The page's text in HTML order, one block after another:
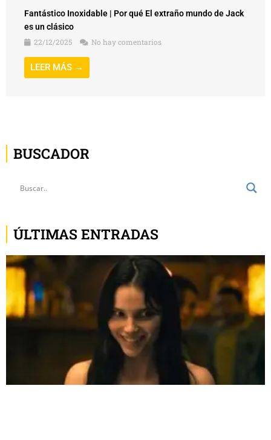
Fantástico Inoxidable | Por qué El extraño mundo de Jack
es un clásico
22/12/2025
No hay comentarios
LEER MÁS →
BUSCADOR
ÚLTIMAS ENTRADAS